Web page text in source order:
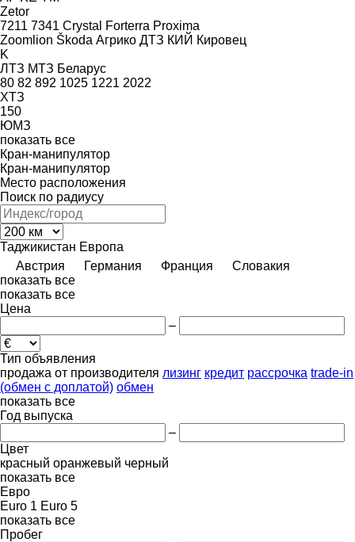
Zetor
7211 7341 Crystal Forterra Proxima
Zoomlion Škoda Агрико ДТЗ КИЙ Кировец
K
ЛТЗ МТЗ Беларус
80 82 892 1025 1221 2022
ХТЗ
150
ЮМЗ
показать все
Кран-манипулятор
Кран-манипулятор
Место расположения
Поиск по радиусу
Таджикистан Европа
Австрия
Германия Франция
Словакия
показать все
показать все
Цена
–
Тип объявления
продажа от производителя лизинг кредит рассрочка trade-in
(обмен с доплатой) обмен
показать все
Год выпуска
–
Цвет
красный оранжевый черный
показать все
Евро
Euro 1 Euro 5
показать все
Пробег